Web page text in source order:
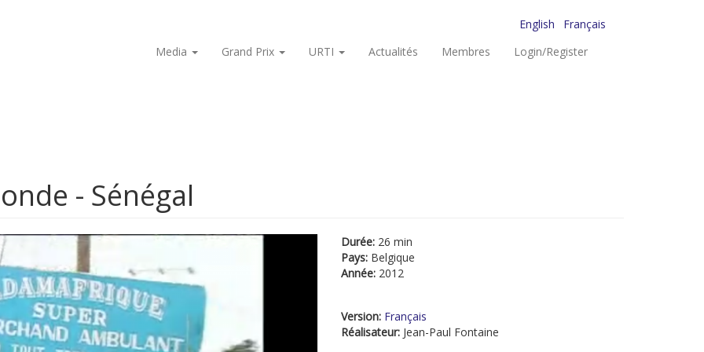
English
Français
Media
Grand Prix URTI Actualités Membres Login/Register
- Sénégal
Durée: 26 min
Pays: Belgique
Année: 2012
Version: Français
Réalisateur: Jean-Paul Fontaine